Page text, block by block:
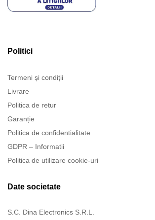
Politici
Termeni și condiții
Livrare
Politica de retur
Garanție
Politica de confidentialitate
GDPR – Informatii
Politica de utilizare cookie-uri
Date societate
S.C. Dina Electronics S.R.L.